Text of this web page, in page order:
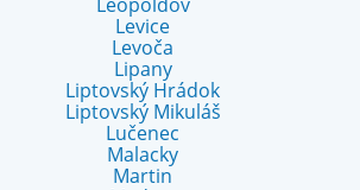
Levice
Levoča
Lipany
Liptovský Hrádok
Liptovský Mikuláš
Lučenec
Malacky
Martin